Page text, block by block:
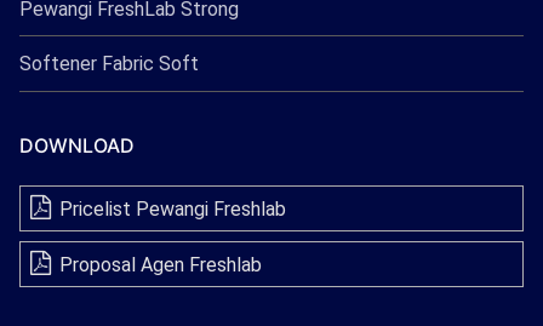
Pewangi FreshLab Strong
Softener Fabric Soft
DOWNLOAD
Pricelist Pewangi Freshlab
Proposal Agen Freshlab